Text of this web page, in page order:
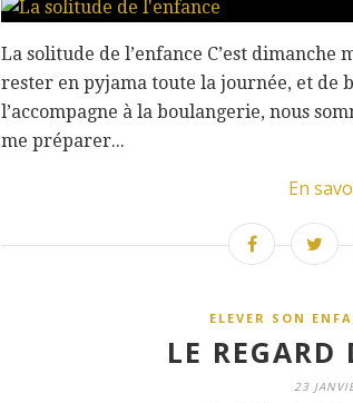
La solitude de l’enfance C’est dimanche
rester en pyjama toute la journée, et de
l’accompagne à la boulangerie, nous
me préparer...
En
ELEVER SON
LE REGARD
23